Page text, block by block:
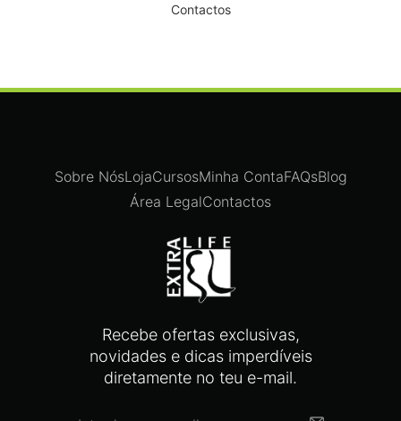
Contactos
Recebe ofertas exclusivas,
novidades e dicas imperdíveis
diretamente no teu e-mail.
Sobre NósLojaCursosMinha ContaFAQsBlog
Área LegalContactos